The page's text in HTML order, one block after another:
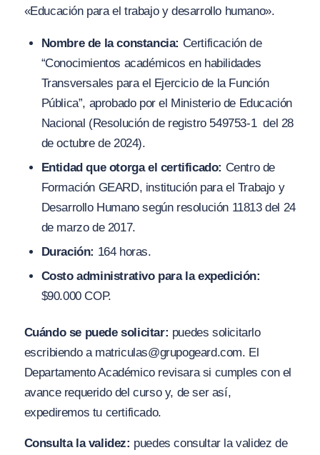
«Educación para el trabajo y desarrollo humano».
Nombre de la constancia: Certificación de
“Conocimientos académicos en habilidades
Transversales para el Ejercicio de la Función
Pública”, aprobado por el Ministerio de Educación
Nacional (Resolución de registro 549753-1 del 28
de octubre de 2024).
Entidad que otorga el certificado: Centro de
Formación GEARD, institución para el Trabajo y
Desarrollo Humano según resolución 11813 del 24
de marzo de 2017.
Duración: 164 horas.
Costo administrativo para la expedición:
$90.000 COP.
Cuándo se puede solicitar: puedes solicitarlo
escribiendo a matriculas@grupogeard.com. El
Departamento Académico revisara si cumples con el
avance requerido del curso y, de ser así,
expediremos tu certificado.
Consulta la validez: puedes consultar la validez de